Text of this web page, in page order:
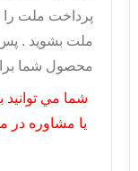
پرداخت ملت را
ملت بشويد .
محصول شما
شما مي
يا مشاوره در